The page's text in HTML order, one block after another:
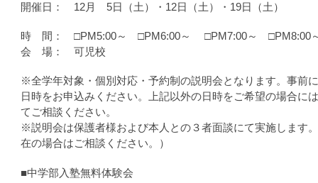
開催日： 12月 5日（土）・12日（土）・19日（土）
時 間： □PM5:00～ □PM6:00～ □PM7:00～ □PM8:00
会 場： 可児校
※全学年対象・個別対応・予約制の説明会となります。事前
日時をお申込みください。上記以外の日時をご希望の場合に
てご相談ください。
※説明会は保護者様および本人との３者面談にて実施します
在の場合はご相談ください。）
■中学部入塾無料体験会